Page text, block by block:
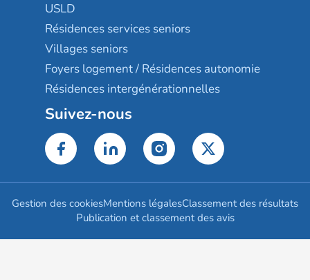
USLD
Résidences services seniors
Villages seniors
Foyers logement / Résidences autonomie
Résidences intergénérationnelles
Suivez-nous
Gestion des cookiesMentions légalesClassement des résultats
Publication et classement des avis